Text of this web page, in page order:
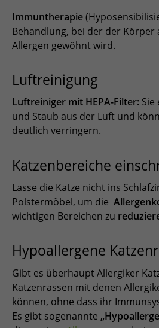
Immuntherapie
Behandlung, bei der der Körper
Allergen gewöhnt wird.
Luftreinigung
Luftreiniger mit HEPA-Filter:
und Staub aus der Luft und
deutlich verringern.
Katzenbereiche
Lasse die Katze nicht ins
Polstermöbel, um die
wichtigen Bereichen zu
Hypoallergene
Gibt es überhaupt Allergiker
Katzenrassen mit denen
können, ohne dass ihr
Es gibt sogenannte